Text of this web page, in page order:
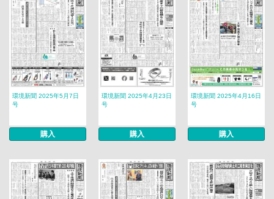
環境新聞 2025年5月7日
号
購入
環境新聞 2025年4月23日
号
購入
環境新聞 2025年4月16日
号
購入